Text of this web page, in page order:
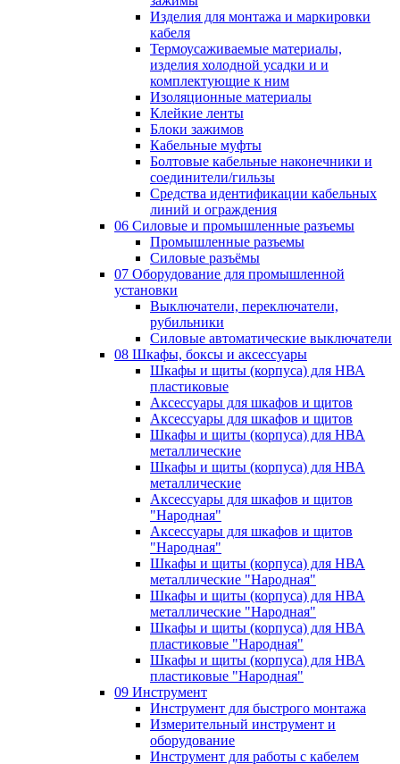
Изделия для монтажа и маркировки
кабеля
Термоусаживаемые материалы,
изделия холодной усадки и и
комплектующие к ним
Изоляционные материалы
Клейкие ленты
Блоки зажимов
Кабельные муфты
Болтовые кабельные наконечники и
соединители/гильзы
Средства идентификации кабельных
линий и ограждения
06 Силовые и промышленные разъемы
Промышленные разъемы
Силовые разъёмы
07 Оборудование для промышленной
установки
Выключатели, переключатели,
рубильники
Силовые автоматические выключатели
08 Шкафы, боксы и аксессуары
Шкафы и щиты (корпуса) для НВА
пластиковые
Аксессуары для шкафов и щитов
Аксессуары для шкафов и щитов
Шкафы и щиты (корпуса) для НВА
металлические
Шкафы и щиты (корпуса) для НВА
металлические
Аксессуары для шкафов и щитов
"Народная"
Аксессуары для шкафов и щитов
"Народная"
Шкафы и щиты (корпуса) для НВА
металлические "Народная"
Шкафы и щиты (корпуса) для НВА
металлические "Народная"
Шкафы и щиты (корпуса) для НВА
пластиковые "Народная"
Шкафы и щиты (корпуса) для НВА
пластиковые "Народная"
09 Инструмент
Инструмент для быстрого монтажа
Измерительный инструмент и
оборудование
Инструмент для работы с кабелем